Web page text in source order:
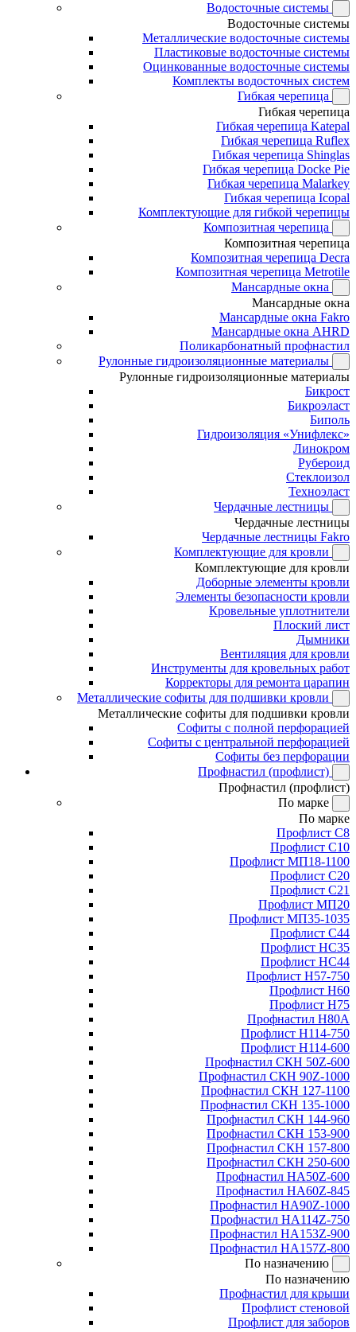
Водосточные системы
Водосточные системы
Металлические водосточные системы
Пластиковые водосточные системы
Оцинкованные водосточные системы
Комплекты водосточных систем
Гибкая черепица
Гибкая черепица
Гибкая черепица Katepal
Гибкая черепица Ruflex
Гибкая черепица Shinglas
Гибкая черепица Docke Pie
Гибкая черепица Malarkey
Гибкая черепица Icopal
Комплектующие для гибкой черепицы
Композитная черепица
Композитная черепица
Композитная черепица Decra
Композитная черепица Metrotile
Мансардные окна
Мансардные окна
Мансардные окна Fakro
Мансардные окна AHRD
Поликарбонатный профнастил
Рулонные гидроизоляционные материалы
Рулонные гидроизоляционные материалы
Бикрост
Бикроэласт
Биполь
Гидроизоляция «Унифлекс»
Линокром
Рубероид
Стеклоизол
Техноэласт
Чердачные лестницы
Чердачные лестницы
Чердачные лестницы Fakro
Комплектующие для кровли
Комплектующие для кровли
Доборные элементы кровли
Элементы безопасности кровли
Кровельные уплотнители
Плоский лист
Дымники
Вентиляция для кровли
Инструменты для кровельных работ
Корректоры для ремонта царапин
Металлические софиты для подшивки кровли
Металлические софиты для подшивки кровли
Софиты с полной перфорацией
Софиты с центральной перфорацией
Софиты без перфорации
Профнастил (профлист)
Профнастил (профлист)
По марке
По марке
Профлист С8
Профлист С10
Профлист МП18-1100
Профлист С20
Профлист С21
Профлист МП20
Профлист МП35-1035
Профлист С44
Профлист НС35
Профлист НС44
Профлист Н57-750
Профлист Н60
Профлист Н75
Профнастил Н80А
Профлист Н114-750
Профлист Н114-600
Профнастил СКН 50Z-600
Профнастил СКН 90Z-1000
Профнастил СКН 127-1100
Профнастил СКН 135-1000
Профнастил СКН 144-960
Профнастил СКН 153-900
Профнастил СКН 157-800
Профнастил СКН 250-600
Профнастил НА50Z-600
Профнастил НА60Z-845
Профнастил НА90Z-1000
Профнастил НА114Z-750
Профнастил НА153Z-900
Профнастил НА157Z-800
По назначению
По назначению
Профнастил для крыши
Профлист стеновой
Профлист для заборов